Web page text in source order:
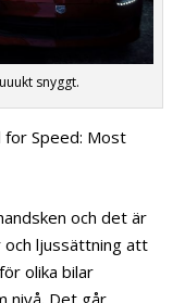
snyggt.
Speed: Most
och det är
ljussättning att
olika bilar
nivå. Det går